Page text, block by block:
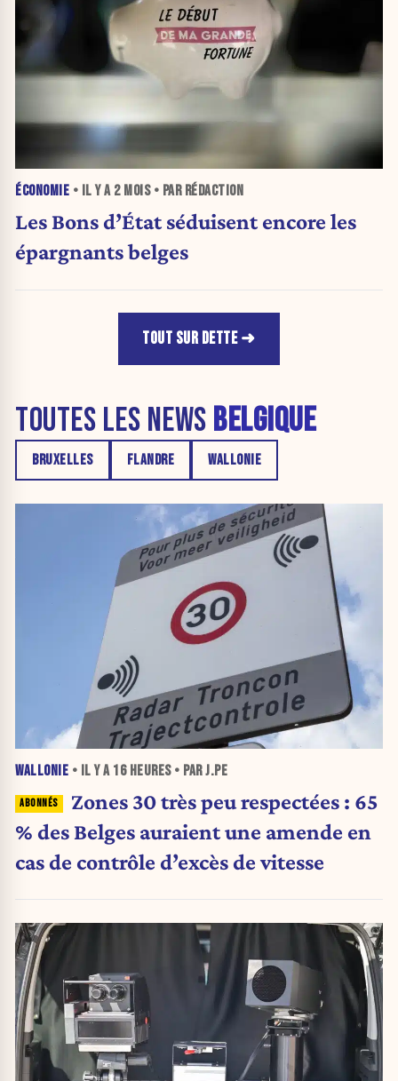
ÉCONOMIE • IL Y A 2 MOIS• PAR RÉDACTION
Les Bons d’État séduisent encore les
épargnants belges
TOUT SUR DETTE
TOUTES LES NEWS BELGIQUE
BRUXELLES FLANDRE WALLONIE
WALLONIE • IL Y A 16 HEURES• PAR J.PE
Zones 30 très peu respectées : 65
% des Belges auraient une amende en
cas de contrôle d’excès de vitesse